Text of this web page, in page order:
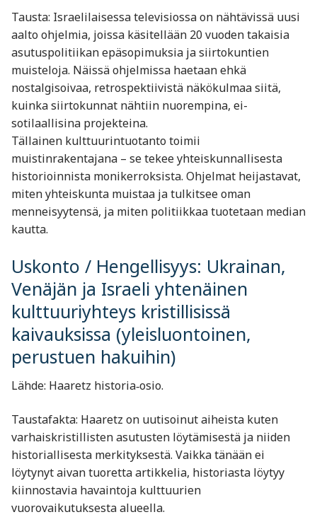
Tausta: Israelilaisessa televisiossa on nähtävissä uusi
aalto ohjelmia, joissa käsitellään 20 vuoden takaisia
asutuspolitiikan epäsopimuksia ja siirtokuntien
muisteloja. Näissä ohjelmissa haetaan ehkä
nostalgisoivaa, retrospektiivistä näkökulmaa siitä,
kuinka siirtokunnat nähtiin nuorempina, ei-
sotilaallisina projekteina.
Tällainen kulttuurintuotanto toimii
muistinrakentajana – se tekee yhteiskunnallisesta
historioinnista monikerroksista. Ohjelmat heijastavat,
miten yhteiskunta muistaa ja tulkitsee oman
menneisyytensä, ja miten politiikkaa tuotetaan median
kautta.
Uskonto / Hengellisyys: Ukrainan,
Venäjän ja Israeli yhtenäinen
kulttuuriyhteys kristillisissä
kaivauksissa (yleisluontoinen,
perustuen hakuihin)
Lähde: Haaretz historia‑osio.
Taustafakta: Haaretz on uutisoinut aiheista kuten
varhaiskristillisten asutusten löytämisestä ja niiden
historiallisesta merkityksestä. Vaikka tänään ei
löytynyt aivan tuoretta artikkelia, historiasta löytyy
kiinnostavia havaintoja kulttuurien
vuorovaikutuksesta alueella.